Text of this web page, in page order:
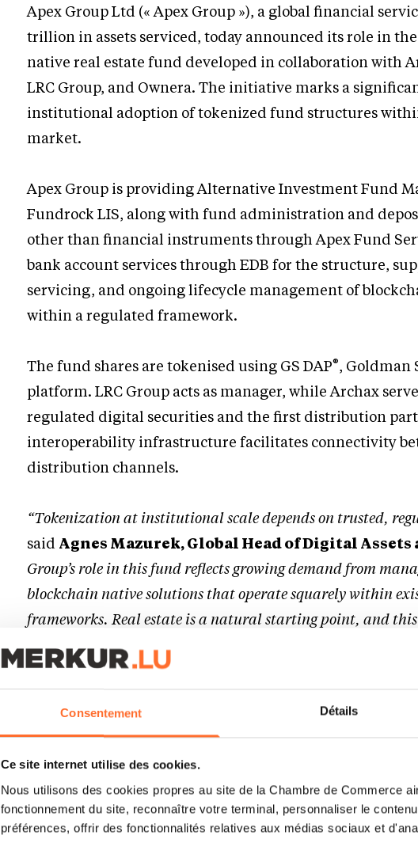
Consentement Détails
Ce site internet utilise des cookies.
Nous utilisons des cookies propres au site de la Chambre de Commerce
fonctionnement du site, reconnaître votre terminal, personnaliser le
préférences, offrir des fonctionnalités relatives aux médias sociaux et
Apex Group Ltd (« Apex Group »), a global financial
trillion in assets serviced, today announced its role in
native real estate fund developed in collaboration with
LRC Group, and Ownera. The initiative marks a
institutional adoption of tokenized fund structures
market.
Apex Group is providing Alternative Investment Fund
Fundrock LIS, along with fund administration and
other than financial instruments through Apex Fund
bank account services through EDB for the structure,
servicing, and ongoing lifecycle management of
within a regulated framework.
The fund shares are tokenised using GS DAP®, Goldman
platform. LRC Group acts as manager, while Archax
regulated digital securities and the first distribution
interoperability infrastructure facilitates connectivity
distribution channels.
“Tokenization at institutional scale depends on trusted,
said Agnes Mazurek, Global Head of Digital Assets
Group’s role in this fund reflects growing demand from
blockchain native solutions that operate squarely within
frameworks. Real estate is a natural starting point, and
how on chain issuance can be integrated into established
compromising governance or investor protections.”
By combining blockchain native issuance with
enabling potential future transferability and maintaining
regulatory oversight.